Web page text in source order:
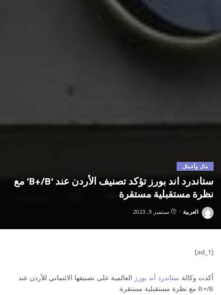
مال وأعمال
ستاندرد اند بورز تؤكد تصنيف الأردن عند ‘B+/B’ مع
نظرة مستقبلية مستقرة
Posted
العربية سبتمبر 9, 2023
[ad_1]
أكدت وكالة ستاندرد آند بورز العالمية على تصنيفها الائتماني للأردن عند
B+/B مع نظرة مستقبلية مستقرة.